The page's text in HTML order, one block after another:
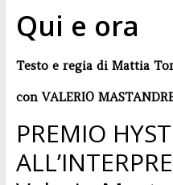
Distribuzione
Qui e ora
Testo e regia di Mattia
con VALERIO
PREMIO